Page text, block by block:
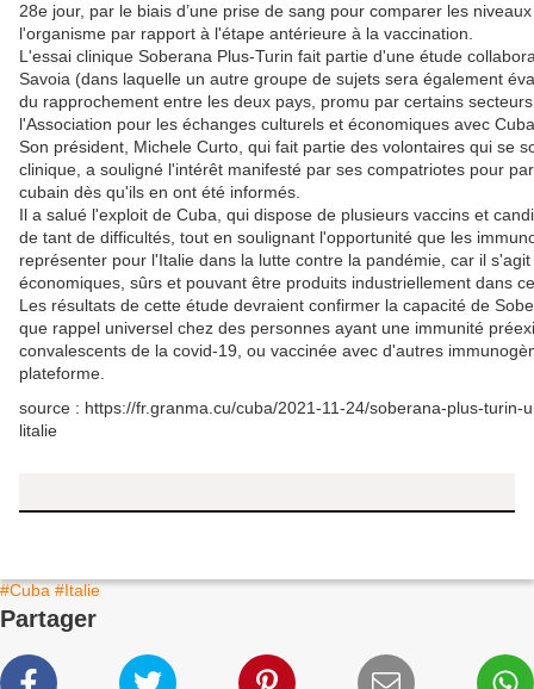
28e jour, par le biais d’une prise de sang pour comparer les
l'organisme par rapport à l'étape antérieure à la vaccination.
L'essai clinique Soberana Plus-Turin fait partie d'une étude
Savoia (dans laquelle un autre groupe de sujets sera également
du rapprochement entre les deux pays, promu par certains
l'Association pour les échanges culturels et économiques avec
Son président, Michele Curto, qui fait partie des volontaires qui se
clinique, a souligné l'intérêt manifesté par ses compatriotes pour
cubain dès qu'ils en ont été informés.
Il a salué l'exploit de Cuba, qui dispose de plusieurs vaccins et
de tant de difficultés, tout en soulignant l'opportunité que les
représenter pour l'Italie dans la lutte contre la pandémie, car il
économiques, sûrs et pouvant être produits industriellement dans
Les résultats de cette étude devraient confirmer la capacité de
que rappel universel chez des personnes ayant une immunité
convalescents de la covid-19, ou vaccinée avec d'autres
plateforme.
source : https://fr.granma.cu/cuba/2021-11-24/soberana-plus-turin-
litalie
#Cuba #Italie
Partager